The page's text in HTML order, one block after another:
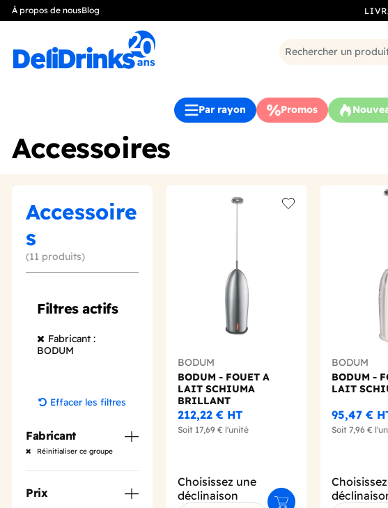
À propos de nousBlog
Par rayon Promos
Accessoires
Accessoire
s
(11 produits)
Filtres actifs
Fabricant :
BODUM
Effacer les filtres
Fabricant
Réinitialiser ce groupe
Prix
BODUM
BODUM - FOUET A
LAIT SCHIUMA
BRILLANT
212,22 € HT
Soit 17,69 € l'unité
Choisissez une
déclinaison
BODUM
BODUM -
LAIT
95,47 €
Soit7,96 €